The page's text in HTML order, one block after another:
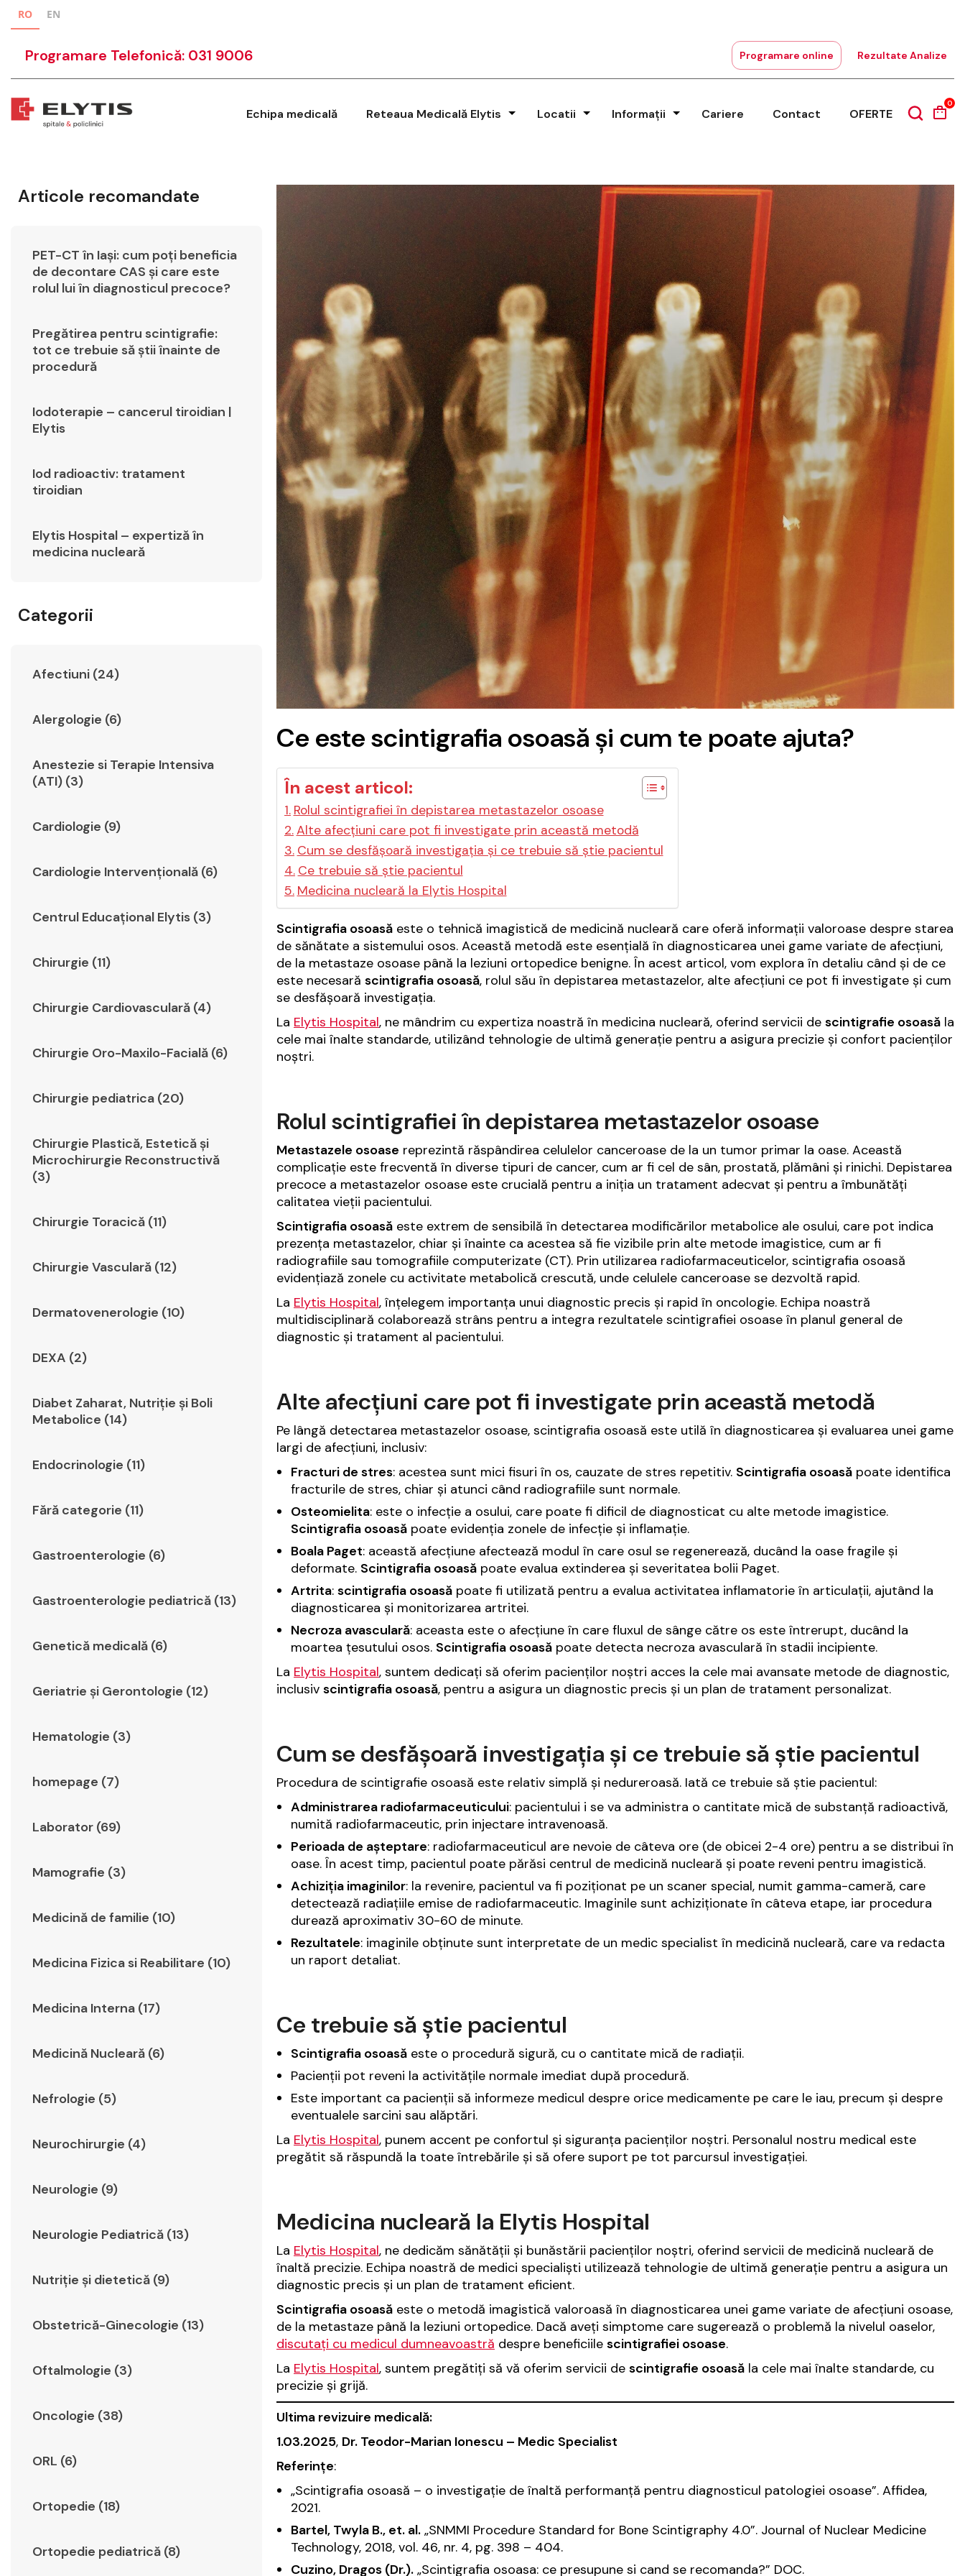
RO EN
Programare Telefonică: 031 9006 Programare online Rezultate Analize
Echipa medicală Reteaua Medicală Elytis Locatii Informații Cariere Contact OFERTE
0
Articole recomandate
PET-CT în Iași: cum poți beneficia
de decontare CAS și care este
rolul lui în diagnosticul precoce?
Pregătirea pentru scintigrafie:
tot ce trebuie să știi înainte de
procedură
Iodoterapie – cancerul tiroidian |
Elytis
Iod radioactiv: tratament
tiroidian
Elytis Hospital – expertiză în
medicina nucleară
Categorii
Afectiuni (24)
Alergologie (6)
Anestezie si Terapie Intensiva
(ATI) (3)
Cardiologie (9)
Cardiologie Intervențională (6)
Centrul Educațional Elytis (3)
Chirurgie (11)
Chirurgie Cardiovasculară (4)
Chirurgie Oro-Maxilo-Facială (6)
Chirurgie pediatrica (20)
Chirurgie Plastică, Estetică şi
Microchirurgie Reconstructivă
(3)
Chirurgie Toracică (11)
Chirurgie Vasculară (12)
Dermatovenerologie (10)
DEXA (2)
Diabet Zaharat, Nutriţie şi Boli
Metabolice (14)
Endocrinologie (11)
Fără categorie (11)
Gastroenterologie (6)
Gastroenterologie pediatrică (13)
Genetică medicală (6)
Geriatrie şi Gerontologie (12)
Hematologie (3)
homepage (7)
Laborator (69)
Mamografie (3)
Medicină de familie (10)
Medicina Fizica si Reabilitare (10)
Medicina Interna (17)
Medicină Nucleară (6)
Nefrologie (5)
Neurochirurgie (4)
Neurologie (9)
Neurologie Pediatrică (13)
Nutriție și dietetică (9)
Obstetrică-Ginecologie (13)
Oftalmologie (3)
Oncologie (38)
ORL (6)
Ortopedie (18)
Ortopedie pediatrică (8)
Ce este scintigrafia osoasă și cum te poate ajuta?
În acest articol:
Rolul scintigrafiei în depistarea metastazelor osoase
Alte afecțiuni care pot fi investigate prin această metodă
Cum se desfășoară investigația și ce trebuie să știe pacientul
Ce trebuie să știe pacientul
Medicina nucleară la Elytis Hospital
Scintigrafia osoasă este o tehnică imagistică de medicină nucleară care oferă informații valoroase despre starea
de sănătate a sistemului osos. Această metodă este esențială în diagnosticarea unei game variate de afecțiuni,
de la metastaze osoase până la leziuni ortopedice benigne. În acest articol, vom explora în detaliu când și de ce
este necesară scintigrafia osoasă, rolul său în depistarea metastazelor, alte afecțiuni ce pot fi investigate și cum
se desfășoară investigația.
La Elytis Hospital, ne mândrim cu expertiza noastră în medicina nucleară, oferind servicii de scintigrafie osoasă la
cele mai înalte standarde, utilizând tehnologie de ultimă generație pentru a asigura precizie și confort pacienților
noștri.
Rolul scintigrafiei în depistarea metastazelor osoase
Metastazele osoase reprezintă răspândirea celulelor canceroase de la un tumor primar la oase. Această
complicație este frecventă în diverse tipuri de cancer, cum ar fi cel de sân, prostată, plămâni și rinichi. Depistarea
precoce a metastazelor osoase este crucială pentru a iniția un tratament adecvat și pentru a îmbunătăți
calitatea vieții pacientului.
Scintigrafia osoasă este extrem de sensibilă în detectarea modificărilor metabolice ale osului, care pot indica
prezența metastazelor, chiar și înainte ca acestea să fie vizibile prin alte metode imagistice, cum ar fi
radiografiile sau tomografiile computerizate (CT). Prin utilizarea radiofarmaceuticelor, scintigrafia osoasă
evidențiază zonele cu activitate metabolică crescută, unde celulele canceroase se dezvoltă rapid.
La Elytis Hospital, înțelegem importanța unui diagnostic precis și rapid în oncologie. Echipa noastră
multidisciplinară colaborează strâns pentru a integra rezultatele scintigrafiei osoase în planul general de
diagnostic și tratament al pacientului.
Alte afecțiuni care pot fi investigate prin această metodă
Pe lângă detectarea metastazelor osoase, scintigrafia osoasă este utilă în diagnosticarea și evaluarea unei game
largi de afecțiuni, inclusiv:
Fracturi de stres: acestea sunt mici fisuri în os, cauzate de stres repetitiv. Scintigrafia osoasă poate identifica
fracturile de stres, chiar și atunci când radiografiile sunt normale.
Osteomielita: este o infecție a osului, care poate fi dificil de diagnosticat cu alte metode imagistice.
Scintigrafia osoasă poate evidenția zonele de infecție și inflamație.
Boala Paget: această afecțiune afectează modul în care osul se regenerează, ducând la oase fragile și
deformate. Scintigrafia osoasă poate evalua extinderea și severitatea bolii Paget.
Artrita: scintigrafia osoasă poate fi utilizată pentru a evalua activitatea inflamatorie în articulații, ajutând la
diagnosticarea și monitorizarea artritei.
Necroza avasculară: aceasta este o afecțiune în care fluxul de sânge către os este întrerupt, ducând la
moartea țesutului osos. Scintigrafia osoasă poate detecta necroza avasculară în stadii incipiente.
La Elytis Hospital, suntem dedicați să oferim pacienților noștri acces la cele mai avansate metode de diagnostic,
inclusiv scintigrafia osoasă, pentru a asigura un diagnostic precis și un plan de tratament personalizat.
Cum se desfășoară investigația și ce trebuie să știe pacientul
Procedura de scintigrafie osoasă este relativ simplă și nedureroasă. Iată ce trebuie să știe pacientul:
Administrarea radiofarmaceuticului: pacientului i se va administra o cantitate mică de substanță radioactivă,
numită radiofarmaceutic, prin injectare intravenoasă.
Perioada de așteptare: radiofarmaceuticul are nevoie de câteva ore (de obicei 2-4 ore) pentru a se distribui în
oase. În acest timp, pacientul poate părăsi centrul de medicină nucleară și poate reveni pentru imagistică.
Achiziția imaginilor: la revenire, pacientul va fi poziționat pe un scaner special, numit gamma-cameră, care
detectează radiațiile emise de radiofarmaceutic. Imaginile sunt achiziționate în câteva etape, iar procedura
durează aproximativ 30-60 de minute.
Rezultatele: imaginile obținute sunt interpretate de un medic specialist în medicină nucleară, care va redacta
un raport detaliat.
Ce trebuie să știe pacientul
Scintigrafia osoasă este o procedură sigură, cu o cantitate mică de radiații.
Pacienții pot reveni la activitățile normale imediat după procedură.
Este important ca pacienții să informeze medicul despre orice medicamente pe care le iau, precum și despre
eventualele sarcini sau alăptări.
La Elytis Hospital, punem accent pe confortul și siguranța pacienților noștri. Personalul nostru medical este
pregătit să răspundă la toate întrebările și să ofere suport pe tot parcursul investigației.
Medicina nucleară la Elytis Hospital
La Elytis Hospital, ne dedicăm sănătății și bunăstării pacienților noștri, oferind servicii de medicină nucleară de
înaltă precizie. Echipa noastră de medici specialiști utilizează tehnologie de ultimă generație pentru a asigura un
diagnostic precis și un plan de tratament eficient.
Scintigrafia osoasă este o metodă imagistică valoroasă în diagnosticarea unei game variate de afecțiuni osoase,
de la metastaze până la leziuni ortopedice. Dacă aveți simptome care sugerează o problemă la nivelul oaselor,
discutați cu medicul dumneavoastră despre beneficiile scintigrafiei osoase.
La Elytis Hospital, suntem pregătiți să vă oferim servicii de scintigrafie osoasă la cele mai înalte standarde, cu
precizie și grijă.
Ultima revizuire medicală:
1.03.2025, Dr. Teodor-Marian Ionescu – Medic Specialist
Referințe:
„Scintigrafia osoasă – o investigație de înaltă performanță pentru diagnosticul patologiei osoase”. Affidea,
2021.
Bartel, Twyla B., et. al. „SNMMI Procedure Standard for Bone Scintigraphy 4.0”. Journal of Nuclear Medicine
Technology, 2018, vol. 46, nr. 4, pg. 398 – 404.
Cuzino, Dragos (Dr.). „Scintigrafia osoasa: ce presupune si cand se recomanda?” DOC.